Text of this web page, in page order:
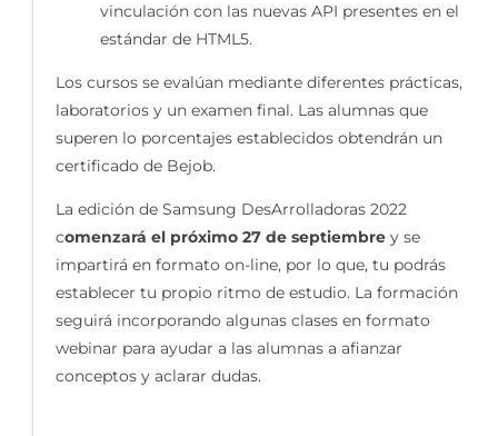
vinculación con las nuevas API presentes en el
estándar de HTML5.
Los cursos se evalúan mediante diferentes prácticas,
laboratorios y un examen final. Las alumnas que
superen lo porcentajes establecidos obtendrán un
certificado de Bejob.
La edición de Samsung DesArrolladoras 2022
comenzará el próximo 27 de septiembre y se
impartirá en formato on-line, por lo que, tu podrás
establecer tu propio ritmo de estudio. La formación
seguirá incorporando algunas clases en formato
webinar para ayudar a las alumnas a afianzar
conceptos y aclarar dudas.